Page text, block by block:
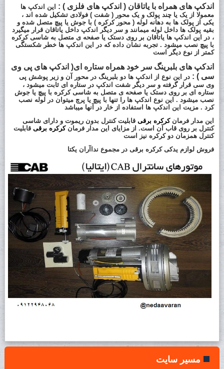
اندکپ های همراه با یاتاقان ( اندکپ های فلزی ) :
این اندکپ ها
معمولا از یک یا چند پولک و یک محور ( شفت ) فولادی تشکیل شده اند ،
یکی از پولک ها به دهانه لوله ( محور کرکره ) با جوش یا پیچ متصل شده و
بقیه پولک ها داخل لوله میمانند و سر دیگر اندکپ داخل یاتاقان قرار میگیرد
، در این اندکپ ها یاتاقان بر روی دستک یا صفحه ی متصل به شاسی کرکره
با پیچ نصب میشود . تجربه نشان داده که در این اندکپ ها خطر شکستگی
کمتر از نوع دیگر است
اندکپ های بلبرینگ سر خود همراه ستاره ای( اندکپ های پی وی
سی ) : در این نوع از اندکپ ها دو بلبرینگ در محور آن و زیر پوشش پی
وی سی قرار گرفته و سر دیگر شفت اندکپ در ستاره ای ثابت میشود ،
ستاره ای بر روی دستک یا صفحه ی متصل به شاسی کرکره با پیچ یا جوش
نصب میشود . این نوع
اندکپ ها را تنها با پیچ یا پرچ میتوان در لوله نصب
کرد . مزیت این
اندکپ ها استفاده از خار در
آنها میباشد
این مدار فرمانکرکره برقی قابلیت کنترل بدون ریموت و دارای شاسی
کنترل بر روی قاب آن است. از مزایای این مدار فرمانکرکره برقی قابلیت
کنترل همزمان دو کرکره نیز است
فروش لوازم یدکی کرکره برقی در مجموع نداآران یکتا
مسیر سایت